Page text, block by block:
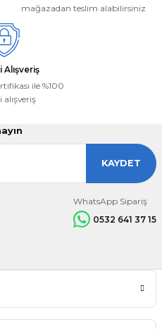
mağazadan teslim alabilirsiniz
Alışveriş
ile %100
KAYDET
WhatsApp Sipariş
0532 641 37 15